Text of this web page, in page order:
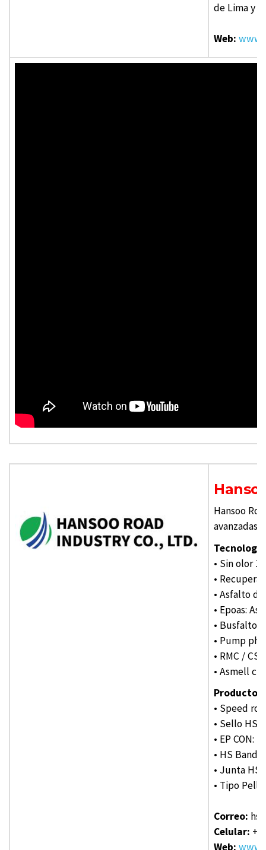
de Lima y
Web:
Hansoo
avanzadas
• Sin olor
•
• Asfalto
• Epoas:
• Busfalto:
• Pump
• RMC /
• Asmell
Productos
• Speed ​​ro
• Sello HS:
• EP CON:
• HS
• Junta
• Tipo
Correo:
Celular:
Web: